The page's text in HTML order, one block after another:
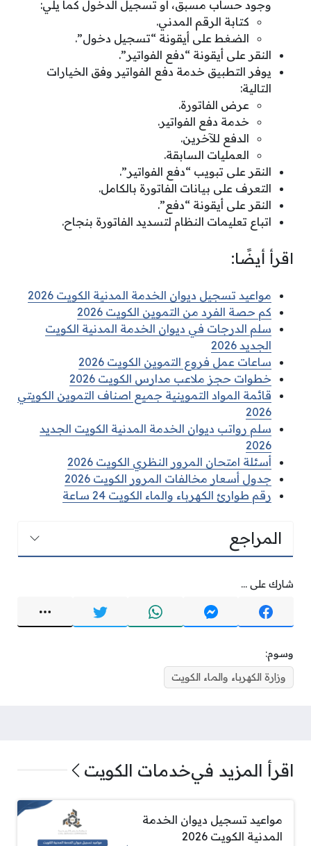
وجود حساب مسبق، أو تسجيل الدخول كما يلي:
كتابة الرقم المدني.
الضغط على أيقونة “تسجيل دخول”.
النقر على أيقونة “دفع الفواتير”.
يوفر التطبيق خدمة دفع الفواتير وفق الخيارات
التالية:
عرض الفاتورة.
خدمة دفع الفواتير.
الدفع للآخرين.
العمليات السابقة.
النقر على تبويب “دفع الفواتير”.
التعرف على بيانات الفاتورة بالكامل.
النقر على أيقونة “دفع”.
اتباع تعليمات النظام لتسديد الفاتورة بنجاح.
اقرأ أيضًا:
مواعيد تسجيل ديوان الخدمة المدنية الكويت 2026
كم حصة الفرد من التموين الكويت 2026
سلم الدرجات في ديوان الخدمة المدنية الكويت
الجديد 2026
ساعات عمل فروع التموين الكويت 2026
خطوات حجز ملاعب مدارس الكويت 2026
قائمة المواد التموينية جميع اصناف التموين الكويتي
2026
سلم رواتب ديوان الخدمة المدنية الكويت الجديد
2026
أسئلة امتحان المرور النظري الكويت 2026
جدول أسعار مخالفات المرور الكويت 2026
رقم طوارئ الكهرباء والماء الكويت 24 ساعة
المراجع
شارك على ...
وسوم:
وزارة الكهرباء والماء الكويت
اقرأ المزيد فيخدمات الكويت
مواعيد تسجيل ديوان الخدمة
المدنية الكويت 2026